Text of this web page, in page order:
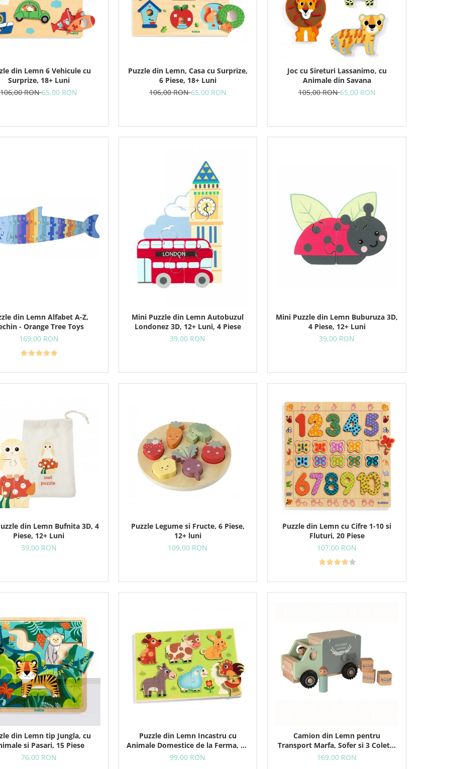
din Lemn 6 Vehicule cu
Surprize, 18+ Luni
106,00 RON65,00 RON
Puzzle din Lemn, Casa cu Surprize,
6 Piese, 18+ Luni
106,00 RON65,00 RON
Joc cu Sireturi Lassanimo, cu
Animale din Savana
105,00 RON65,00 RON
din Lemn Alfabet A-Z,
- Orange Tree Toys
169,00 RON
Mini Puzzle din Lemn Autobuzul
Londonez 3D, 12+ Luni, 4 Piese
39,00 RON
Mini Puzzle din Lemn Buburuza 3D,
4 Piese, 12+ Luni
39,00 RON
din Lemn Bufnita 3D, 4
Piese, 12+ Luni
39,00 RON
Puzzle Legume si Fructe, 6 Piese,
12+ luni
109,00 RON
Puzzle din Lemn cu Cifre 1-10 si
Fluturi, 20 Piese
107,00 RON
din Lemn tip Jungla, cu
si Pasari, 15 Piese
76,00 RON
Puzzle din Lemn Incastru cu
Animale Domestice de la Ferma, 12
Piese
99,00 RON
Camion din Lemn pentru
Transport Marfa, Sofer si 3 Colete,
18+ Luni
169,00 RON